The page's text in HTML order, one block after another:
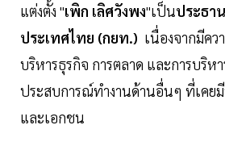
แต่งตั้ง "เพิก เลิศวังพง"เป็นประธา
ประเทศไทย (กยท.) เนื่องจากมีค
บริหารธุรกิจ การตลาด และการบริห
ประสบการณ์ทำงานด้านอื่นๆ ที่เคย
และเอกชน